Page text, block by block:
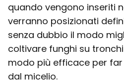
quando vengono inseriti
verranno posizionati
senza dubbio il modo
coltivare funghi su
modo più efficace per
dal micelio.